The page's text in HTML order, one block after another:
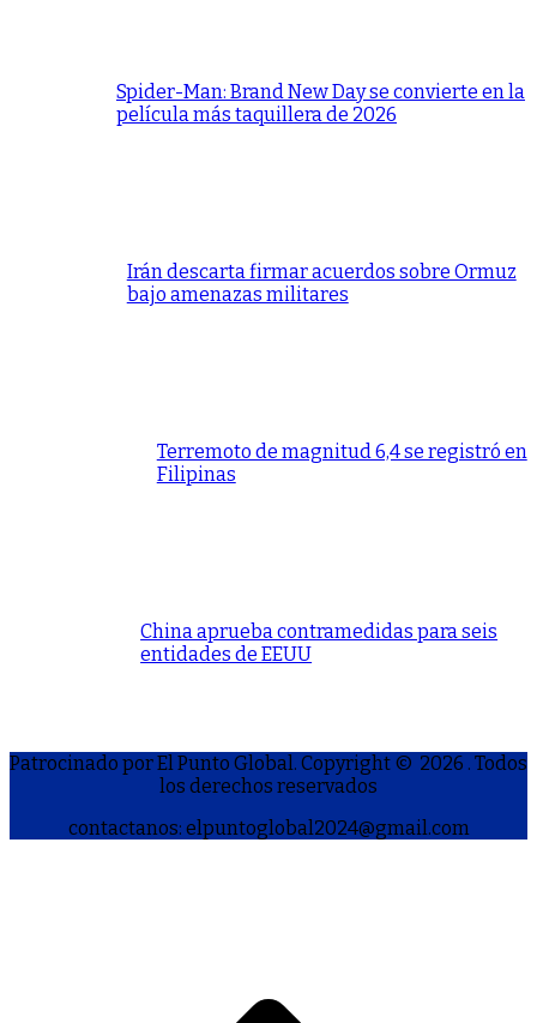
Spider-Man: Brand New Day se convierte en la
película más taquillera de 2026
Irán descarta firmar acuerdos sobre Ormuz
bajo amenazas militares
Terremoto de magnitud 6,4 se registró en
Filipinas
China aprueba contramedidas para seis
entidades de EEUU
Patrocinado por El Punto Global. Copyright © 2026 . Todos
los derechos reservados
contactanos: elpuntoglobal2024@gmail.com